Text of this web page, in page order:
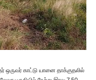
ஒருவர் காட்டு யானை தாக்குதலில்